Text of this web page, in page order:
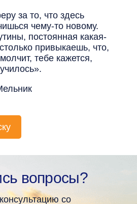
за то, что здесь
чему-то новому.
постоянная какая-
привыкаешь, что,
тебе кажется,
вопросы?
со